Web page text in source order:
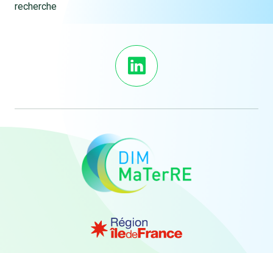
recherche